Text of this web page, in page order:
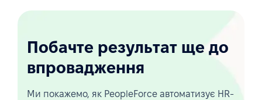
Побачте результат ще до
впровадження
Ми покажемо, як PeopleForce автоматизує HR-